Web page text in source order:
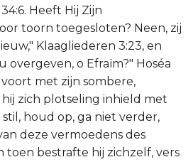
Heeft Hij Zijn
toorn toegesloten? Neen, zij
Klaagliederen 3:23, en
overgeven, o Efraïm?" Hoséa
voort met zijn sombere,
zich plotseling inhield met
stil, houd op, ga niet verder,
deze vermoedens des
toen bestrafte hij zichzelf, vers